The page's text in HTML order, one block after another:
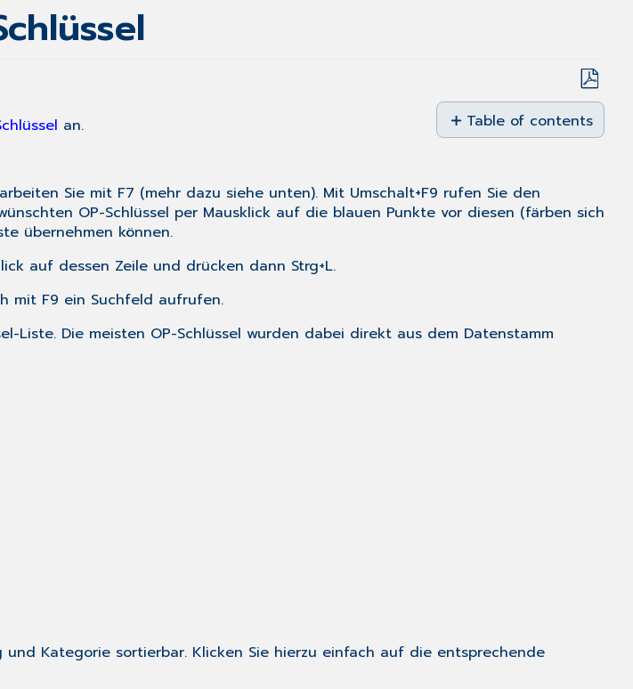
Save
as
PDF
Table of contents
OP-
Schlüssel
erstellen
bearbeiten:
an.
Sie mit F7 (mehr dazu siehe unten). Mit Umschalt+F9 rufen Sie den
OP-Schlüssel per Mausklick auf die blauen Punkte vor diesen (färben sich
übernehmen können.
auf dessen Zeile und drücken dann Strg+L.
mit F9 ein Suchfeld aufrufen.
Liste. Die meisten OP-Schlüssel wurden dabei direkt aus dem Datenstamm
und Kategorie sortierbar. Klicken Sie hierzu einfach auf die entsprechende